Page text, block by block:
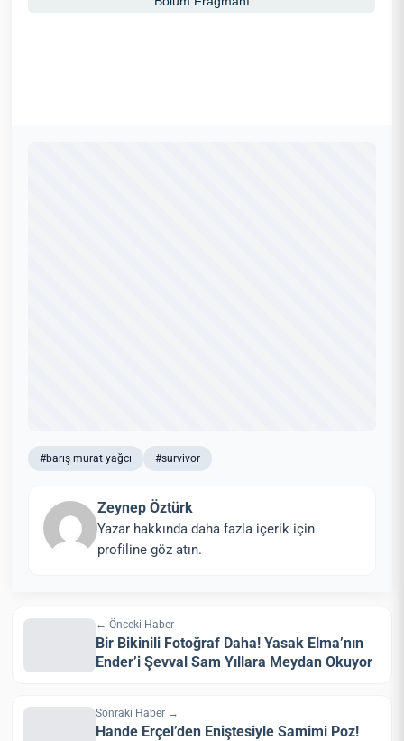
#barış murat yağcı #survivor
Zeynep Öztürk
Yazar hakkında daha fazla içerik için
profiline göz atın.
← Önceki Haber
Bir Bikinili Fotoğraf Daha! Yasak Elma’nın
Ender’i Şevval Sam Yıllara Meydan Okuyor
Sonraki Haber →
Hande Erçel’den Eniştesiyle Samimi Poz!